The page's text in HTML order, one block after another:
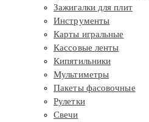
Зажигалки для плит
Инструменты
Карты игральные
Кассовые ленты
Кипятильники
Мультиметры
Пакеты фасовочные
Рулетки
Свечи